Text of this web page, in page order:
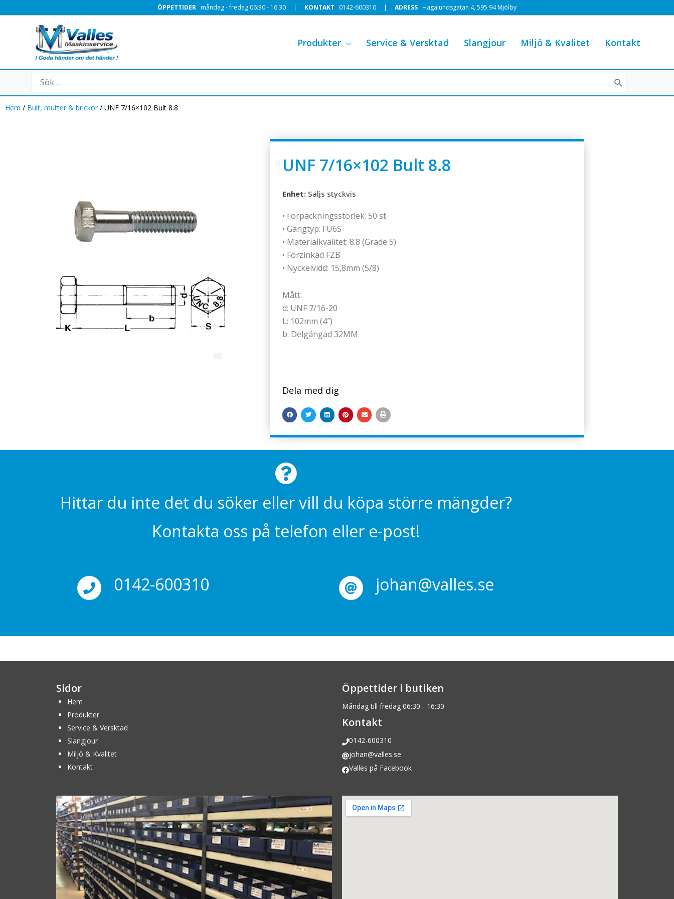
till
ÖPPETTIDER måndag - fredag 06:30 - 16.30 | KONTAKT 0142-600310 | ADRESS Hagalundsgatan 4, 595 94 Mjölby
Produkter Service & Versktad Slangjour Miljö & Kvalitet Kontakt
Search
for:
Hem / Bult, mutter & brickor/ UNF 7/16×102 Bult 8.8
UNF 7/16×102 Bult 8.8
Enhet: Säljs styckvis
• Förpackningsstorlek: 50 st
• Gängtyp: FU6S
• Materialkvalitet: 8.8 (Grade 5)
• Förzinkad FZB
• Nyckelvidd: 15,8mm (5/8)
Mått:
d: UNF 7/16-20
L: 102mm (4″)
b: Delgängad 32MM
Dela med dig
Hittar du inte det du söker eller vill du köpa större mängder?
Kontakta oss på telefon eller e-post!
0142-600310 johan@valles.se
Sidor
Hem
Produkter
Service & Versktad
Slangjour
Miljö & Kvalitet
Kontakt
Öppettider i butiken
Måndag till fredag 06:30 - 16:30
Kontakt
0142-600310
johan@valles.se
Valles på Facebook